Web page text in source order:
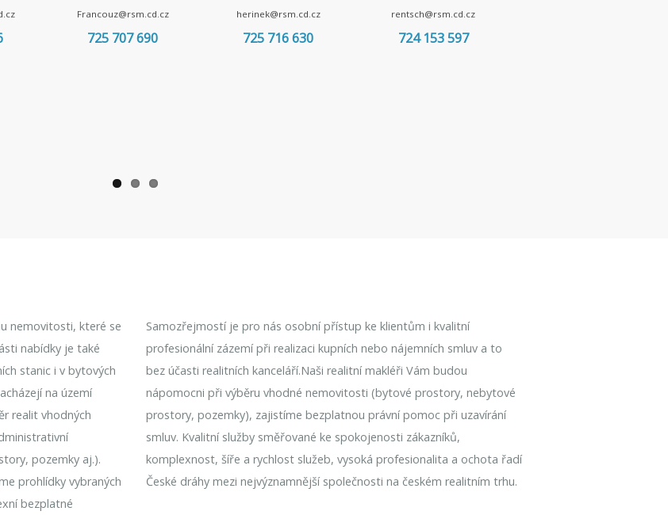
Francouz@rsm.cd.cz
725 707 690
herinek@rsm.cd.cz
725 716 630
rentsch@rsm.cd.cz
724 153 597
nemovitosti, které se
nabídky je také
stanic i v bytových
na území
realit vhodných
pozemky aj.).
prohlídky vybraných
bezplatné
Samozřejmostí je pro nás osobní přístup ke klientům i kvalitní
profesionální zázemí při realizaci kupních nebo nájemních smluv a to
bez účasti realitních kanceláří.Naši realitní makléři Vám budou
nápomocni při výběru vhodné nemovitosti (bytové prostory, nebytové
prostory, pozemky), zajistíme bezplatnou právní pomoc při uzavírání
smluv. Kvalitní služby směřované ke spokojenosti zákazníků,
komplexnost, šíře a rychlost služeb, vysoká profesionalita a ochota řadí
České dráhy mezi nejvýznamnější společnosti na českém realitním trhu.